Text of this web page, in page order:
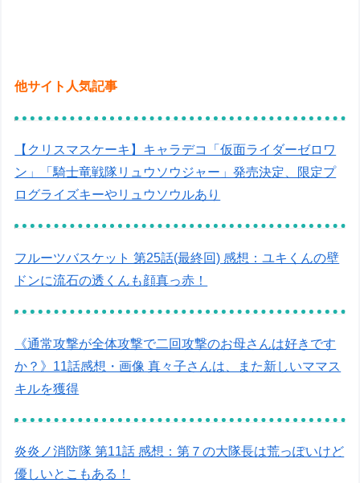
他サイト人気記事
【クリスマスケーキ】キャラデコ「仮面ライダーゼロワ
ン」「騎士竜戦隊リュウソウジャー」発売決定、限定プ
ログライズキーやリュウソウルあり
フルーツバスケット 第25話(最終回) 感想：ユキくんの壁
ドンに流石の透くんも顔真っ赤！
《通常攻撃が全体攻撃で二回攻撃のお母さんは好きです
か？》11話感想・画像 真々子さんは、また新しいママス
キルを獲得
炎炎ノ消防隊 第11話 感想：第７の大隊長は荒っぽいけど
優しいとこもある！